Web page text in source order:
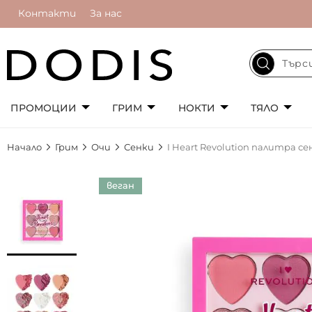
Контакти За нас
ПРОМОЦИИ ГРИМ НОКТИ ТЯЛО
Начало Грим Очи Сенки I Heart Revolution палитра
веган
края
галерията
изображенията